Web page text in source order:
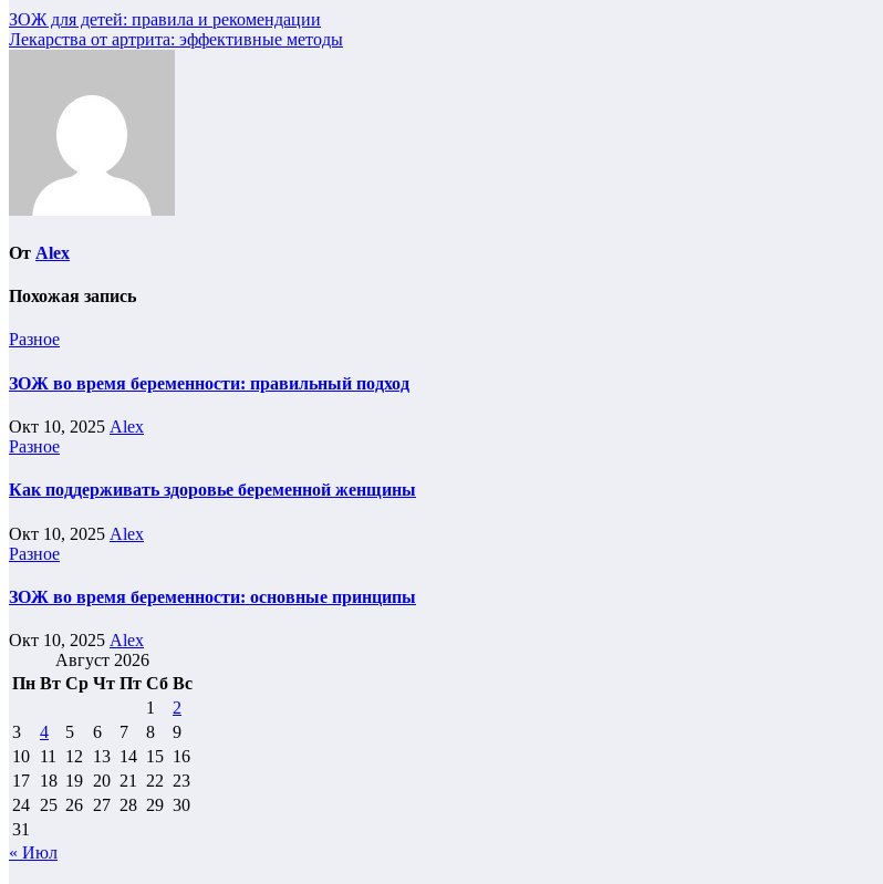
Навигация
по
ЗОЖ для детей: правила и рекомендации
Лекарства от артрита: эффективные методы
От Alex
Похожая запись
Разное
ЗОЖ во время беременности: правильный подход
Окт 10, 2025 Alex
Разное
Как поддерживать здоровье беременной женщины
Окт 10, 2025 Alex
Разное
ЗОЖ во время беременности: основные принципы
Окт 10, 2025 Alex
Август 2026
Пн Вт Ср Чт Пт Сб Вс
1
2
3
4 5 6 7 8
9
10 11 12 13 14 15 16
17 18 19 20 21 22 23
24 25 26 27 28 29 30
31
« Июл